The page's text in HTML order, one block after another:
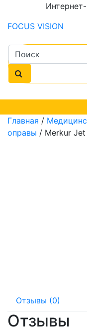
FOCUS VISION
Главная /
оправы / Merkur
Отзывы (0)
Отзывы